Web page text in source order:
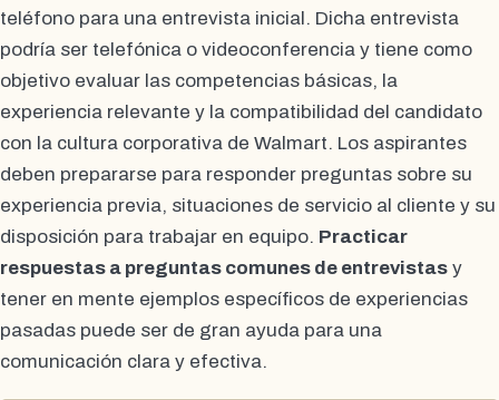
teléfono para una entrevista inicial. Dicha entrevista
podría ser telefónica o videoconferencia y tiene como
objetivo evaluar las competencias básicas, la
experiencia relevante y la compatibilidad del candidato
con la cultura corporativa de Walmart. Los aspirantes
deben prepararse para responder preguntas sobre su
experiencia previa, situaciones de servicio al cliente y su
disposición para trabajar en equipo. Practicar
respuestas a preguntas comunes de entrevistas y
tener en mente ejemplos específicos de experiencias
pasadas puede ser de gran ayuda para una
comunicación clara y efectiva.